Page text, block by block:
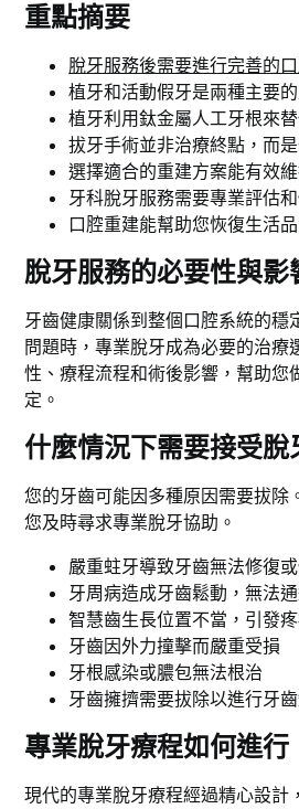
重點摘要
脫牙服務後需要進行完善的
植牙和活動假牙是兩種主要
植牙利用鈦金屬人工牙根來
拔牙手術並非治療終點，而
選擇適合的重建方案能有效
牙科脫牙服務需要專業評估
口腔重建能幫助您恢復生活
脫牙服務的必要性與影
牙齒健康關係到整個口腔系統的穩
問題時，專業脫牙成為必要的治療
性、療程流程和術後影響，幫助您
定。
什麼情況下需要接受脫
您的牙齒可能因多種原因需要拔除
您及時尋求專業脫牙協助。
嚴重蛀牙導致牙齒無法修復
牙周病造成牙齒鬆動，無法
智慧齒生長位置不當，引發
牙齒因外力撞擊而嚴重受損
牙根感染或膿包無法根治
牙齒擁擠需要拔除以進行牙
專業脫牙療程如何進行
現代的專業脫牙療程經過精心設計